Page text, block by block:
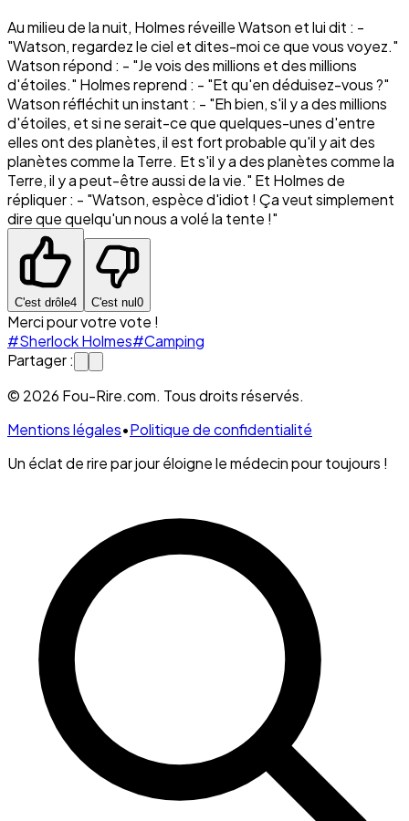
Au milieu de la nuit, Holmes réveille Watson et lui dit : -
"Watson, regardez le ciel et dites-moi ce que vous voyez."
Watson répond : - "Je vois des millions et des millions
d'étoiles." Holmes reprend : - "Et qu'en déduisez-vous ?"
Watson réfléchit un instant : - "Eh bien, s'il y a des millions
d'étoiles, et si ne serait-ce que quelques-unes d'entre
elles ont des planètes, il est fort probable qu'il y ait des
planètes comme la Terre. Et s'il y a des planètes comme la
Terre, il y a peut-être aussi de la vie." Et Holmes de
répliquer : - "Watson, espèce d'idiot ! Ça veut simplement
dire que quelqu'un nous a volé la tente !"
C'est drôle4 C'est nul0
Merci pour votre vote !
#Sherlock Holmes#Camping
Partager :
© 2026 Fou-Rire.com. Tous droits réservés.
Mentions légales•Politique de confidentialité
Un éclat de rire par jour éloigne le médecin pour toujours !